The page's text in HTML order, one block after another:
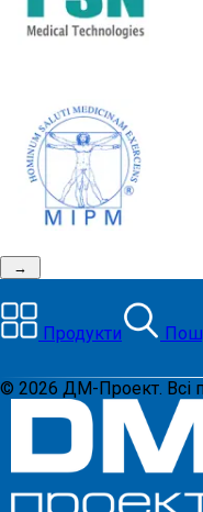
→
Продукти
© 2026 ДМ-Проект. Всі